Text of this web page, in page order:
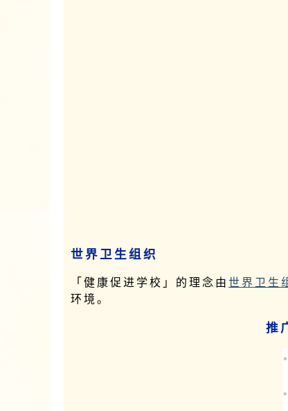
世界卫生组织
「健康促进学校」的理念由 世界卫生
环境。
推